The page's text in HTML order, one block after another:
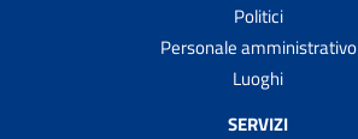
Politici
Personale amministrativo
Luoghi
SERVIZI